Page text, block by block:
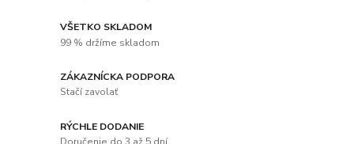
VŠETKO SKLADOM
99 % držíme skladom
ZÁKAZNÍCKA PODPORA
Stačí zavolať
RÝCHLE DODANIE